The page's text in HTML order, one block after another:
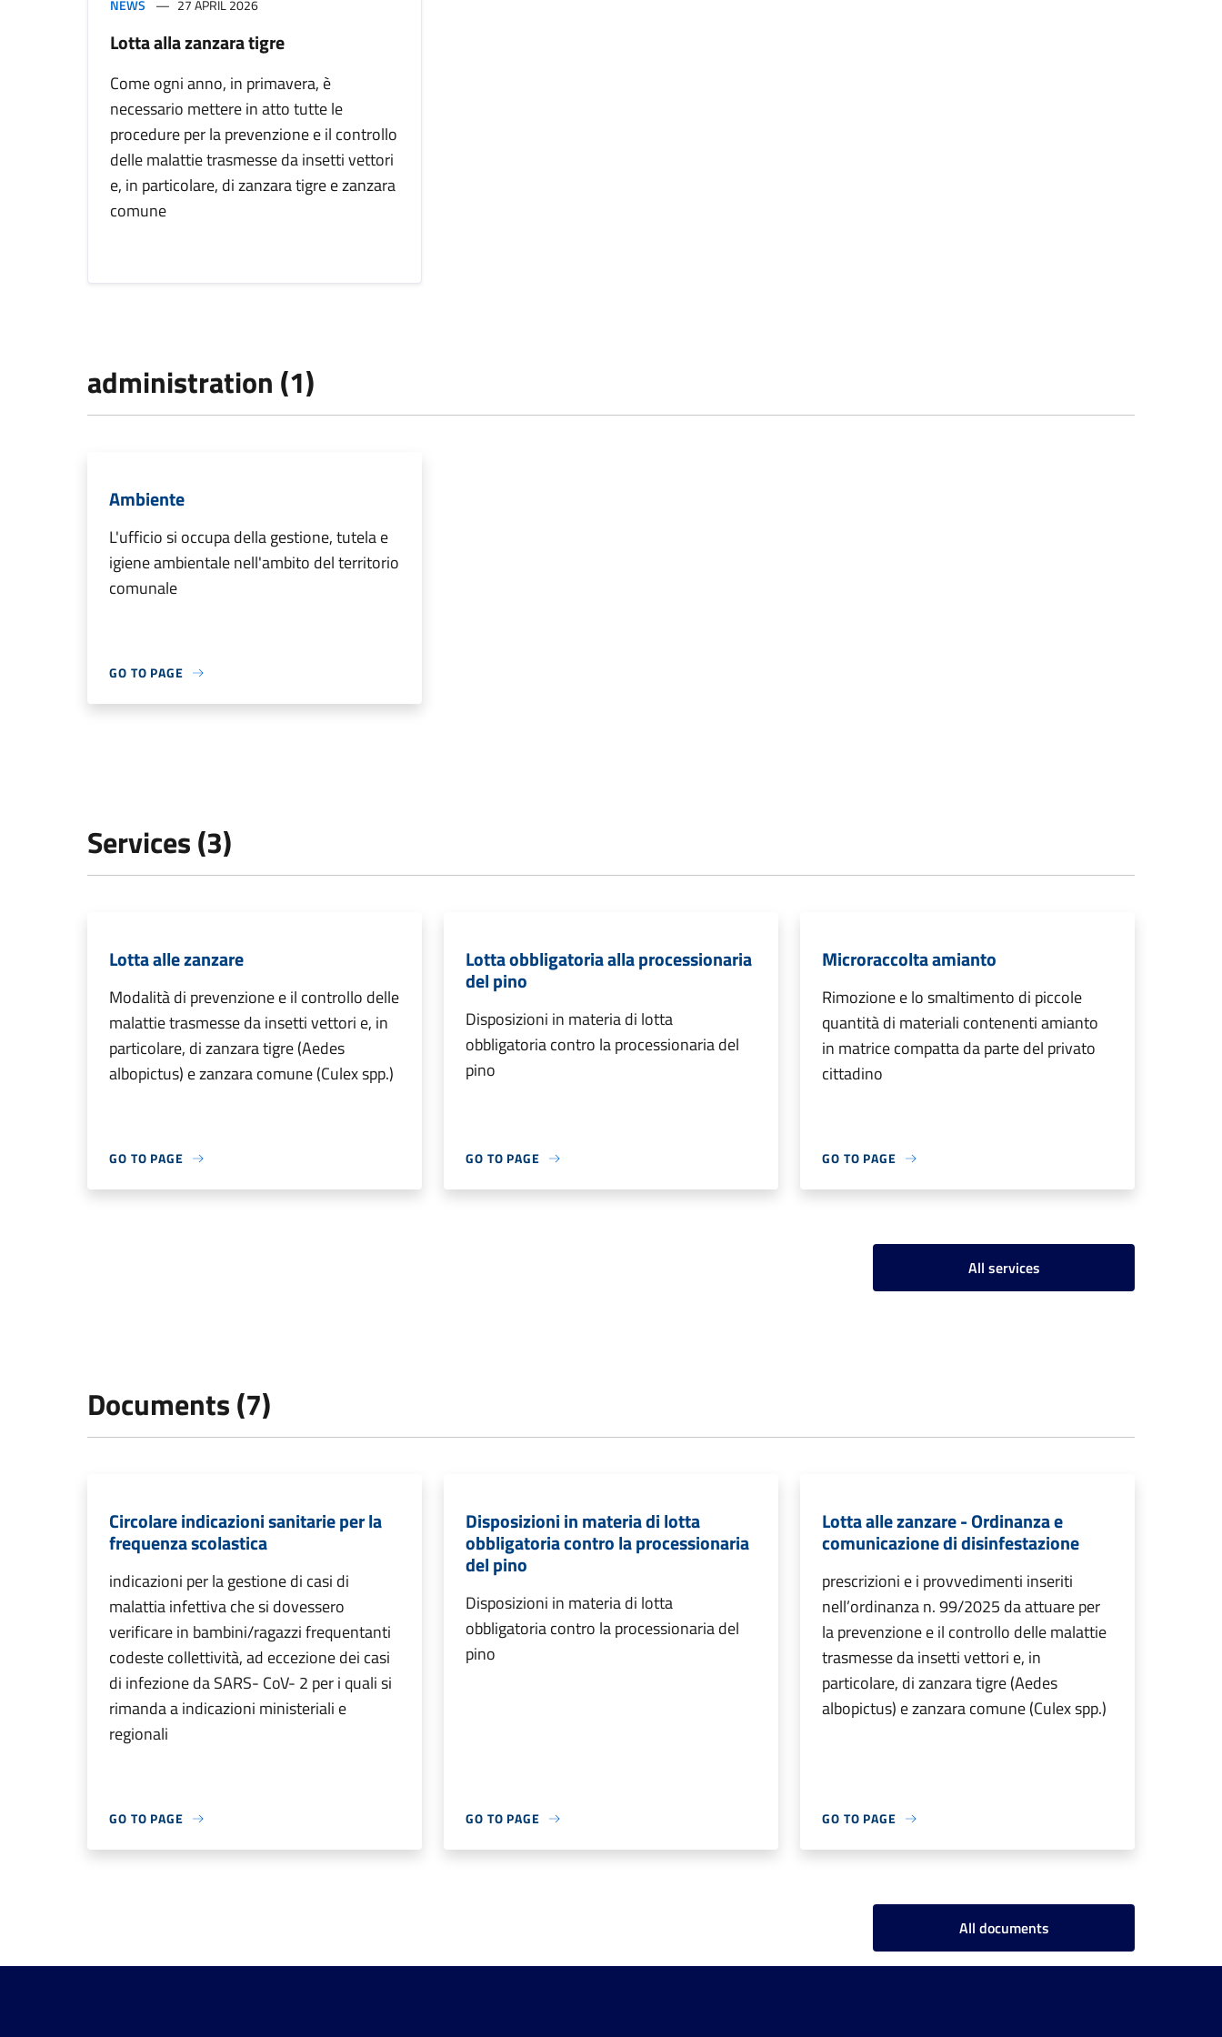
NEWS 27 APRIL 2026
Lotta alla zanzara tigre
Come ogni anno, in primavera, è
necessario mettere in atto tutte le
procedure per la prevenzione e il controllo
delle malattie trasmesse da insetti vettori
e, in particolare, di zanzara tigre e zanzara
comune
administration (1)
Ambiente
L'ufficio si occupa della gestione, tutela e
igiene ambientale nell'ambito del territorio
comunale
GO TO PAGE
Services (3)
Lotta alle zanzare
Modalità di prevenzione e il controllo delle
malattie trasmesse da insetti vettori e, in
particolare, di zanzara tigre (Aedes
albopictus) e zanzara comune (Culex spp.)
GO TO PAGE
Lotta obbligatoria alla processionaria
del pino
Disposizioni in materia di lotta
obbligatoria contro la processionaria del
pino
GO TO PAGE
Microraccolta amianto
Rimozione e lo smaltimento di piccole
quantità di materiali contenenti amianto
in matrice compatta da parte del privato
cittadino
GO TO PAGE
All services
Documents (7)
Circolare indicazioni sanitarie per la
frequenza scolastica
indicazioni per la gestione di casi di
malattia infettiva che si dovessero
verificare in bambini/ragazzi frequentanti
codeste collettività, ad eccezione dei casi
di infezione da SARS- CoV- 2 per i quali si
rimanda a indicazioni ministeriali e
regionali
GO TO PAGE
Disposizioni in materia di lotta
obbligatoria contro la processionaria
del pino
Disposizioni in materia di lotta
obbligatoria contro la processionaria del
pino
GO TO PAGE
Lotta alle zanzare - Ordinanza e
comunicazione di disinfestazione
prescrizioni e i provvedimenti inseriti
nell’ordinanza n. 99/2025 da attuare per
la prevenzione e il controllo delle malattie
trasmesse da insetti vettori e, in
particolare, di zanzara tigre (Aedes
albopictus) e zanzara comune (Culex spp.)
GO TO PAGE
All documents